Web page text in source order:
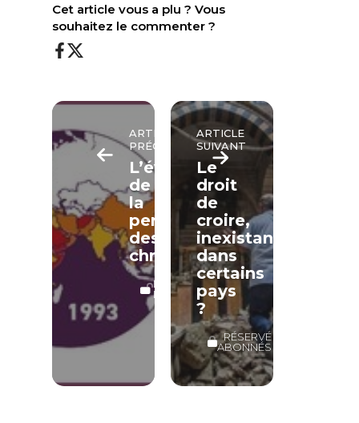
Cet article vous a plu ? Vous
souhaitez le commenter ?
ARTICLE
PRÉCÉDENT
L’évolution
de
la
persécution
des
chrétiens
LECTURE
LIBRE
ARTICLE
SUIVANT
Le
droit
de
croire,
inexistant
dans
certains
pays
?
RÉSERVÉ
ABONNÉS